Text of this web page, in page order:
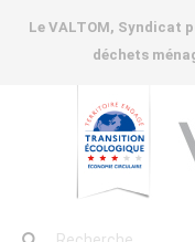
Le VALTOM, Syndicat
déchets